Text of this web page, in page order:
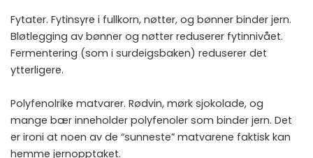
Fytater. Fytinsyre i fullkorn, nøtter, og bønner binder jern.
Bløtlegging av bønner og nøtter reduserer fytinnivået.
Fermentering (som i surdeigsbaken) reduserer det
ytterligere.
Polyfenolrike matvarer. Rødvin, mørk sjokolade, og
mange bær inneholder polyfenoler som binder jern. Det
er ironi at noen av de “sunneste” matvarene faktisk kan
hemme jernopptaket.